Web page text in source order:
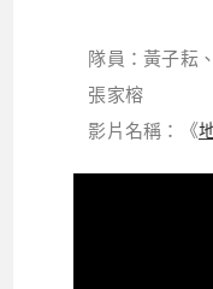
隊員：黃子耘
張家榕
影片名稱：《